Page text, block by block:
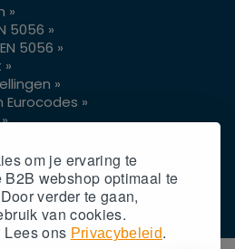
om je ervaring te
webshop optimaal te
verder te gaan,
van cookies.
Lees ons Privacybeleid.
»
5056 »
5056 »
»
»
»
reachtruck »
palletstellingen »
3 of 4 wielen »